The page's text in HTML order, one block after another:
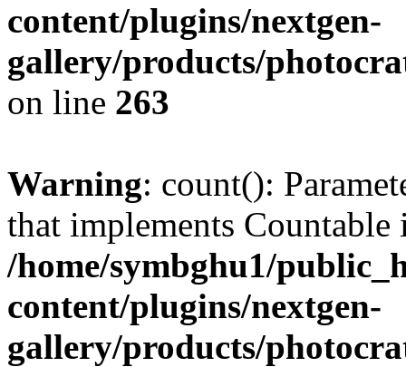
content/plugins/nextgen-
gallery/products/
on line 263
Warning: count():
that implements Countable
/home/symbghu1/
content/plugins/nextgen-
gallery/products/